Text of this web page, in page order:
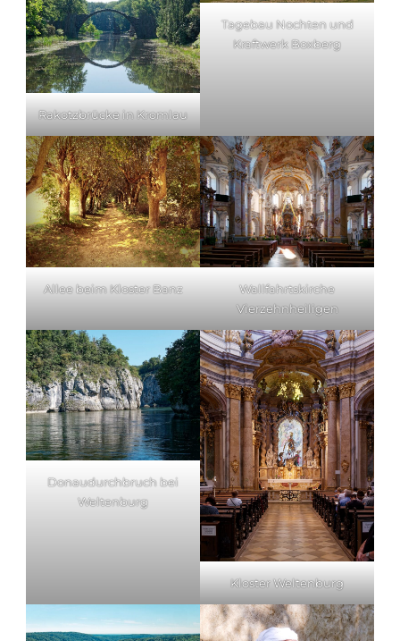
Rakotzbrücke in Kromlau
Tagebau Nochten und
Kraftwerk Boxberg
Allee beim Kloster Banz
Wallfahrtskirche
Vierzehnheiligen
Donaudurchbruch bei
Weltenburg
Kloster Weltenburg